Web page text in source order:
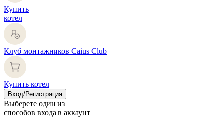
Купить
котел
Клуб монтажников Caius Club
Купить котел
Вход/Регистрация
Выберете один из
способов входа в аккаунт